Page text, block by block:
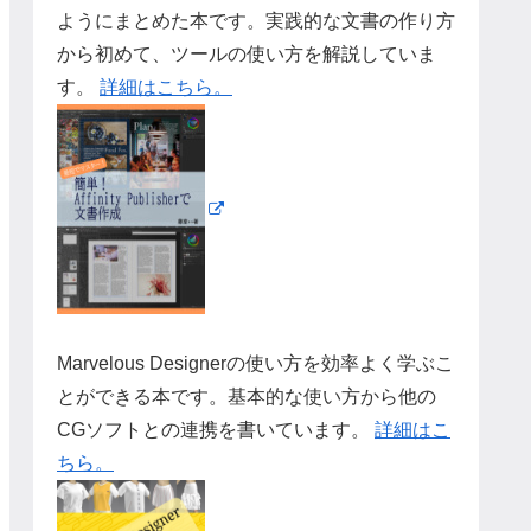
ようにまとめた本です。実践的な文書の作り方
から初めて、ツールの使い方を解説していま
す。 詳細はこちら。
Marvelous Designerの使い方を効率よく学ぶこ
とができる本です。基本的な使い方から他の
CGソフトとの連携を書いています。 詳細はこ
ちら。